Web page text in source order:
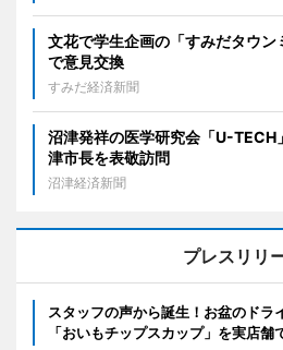
文花で学生企画の「すみだタウ
で意見交換
すみだ経済新聞
沼津発祥の医学研究会「U-
津市長を表敬訪問
沼津経済新聞
プレスリリ
スタッフの声から誕生！お盆のドラ
「おいもチップスカップ」を実店舗